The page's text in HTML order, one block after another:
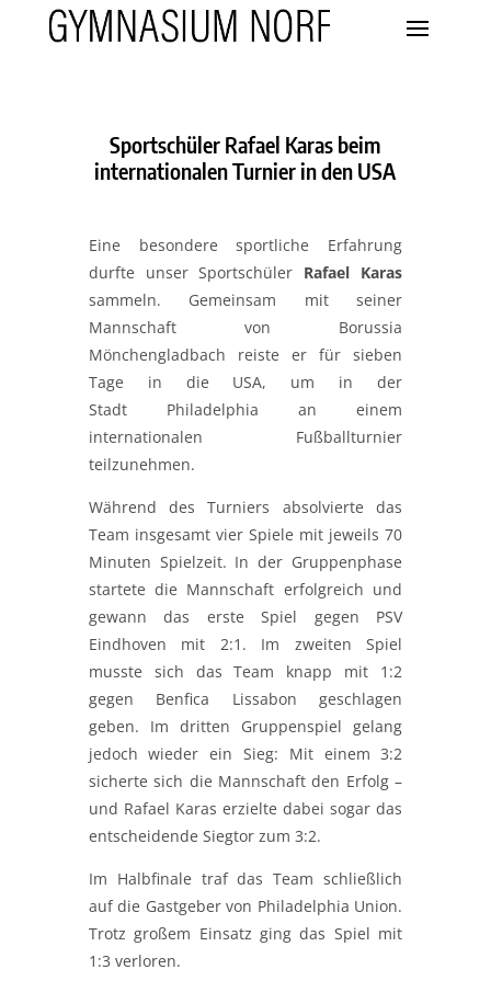
Sportschüler Rafael Karas beim
internationalen Turnier in den USA
Eine besondere sportliche Erfahrung
durfte unser Sportschüler Rafael Karas
sammeln. Gemeinsam mit seiner
Mannschaft von
Borussia
Mönchengladbach
reiste er für sieben
Tage in die USA, um in der
Stadt
Philadelphia
an einem
internationalen Fußballturnier
teilzunehmen.
Während des Turniers absolvierte das
Team insgesamt vier Spiele mit jeweils 70
Minuten Spielzeit. In der Gruppenphase
startete die Mannschaft erfolgreich und
gewann das erste Spiel gegen
PSV
Eindhoven
mit 2:1. Im zweiten Spiel
musste sich das Team knapp mit 1:2
gegen
Benfica Lissabon
geschlagen
geben. Im dritten Gruppenspiel gelang
jedoch wieder ein Sieg: Mit einem 3:2
sicherte sich die Mannschaft den Erfolg –
und Rafael Karas erzielte dabei sogar das
entscheidende Siegtor zum 3:2.
Im Halbfinale traf das Team schließlich
auf die Gastgeber von Philadelphia Union.
Trotz großem Einsatz ging das Spiel mit
1:3 verloren.